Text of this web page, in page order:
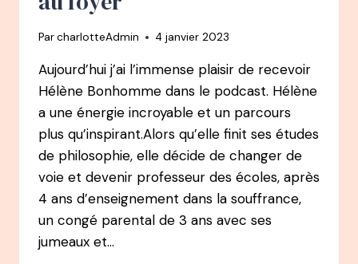
ParcharlotteAdmin 4 janvier 2023
Aujourd’hui j’ai l’immense plaisir de recevoir
Hélène Bonhomme dans le podcast. Hélène
a une énergie incroyable et un parcours
plus qu’inspirant.Alors qu’elle finit ses études
de philosophie, elle décide de changer de
voie et devenir professeur des écoles, après
4 ans d’enseignement dans la souffrance,
un congé parental de 3 ans avec ses
jumeaux et…